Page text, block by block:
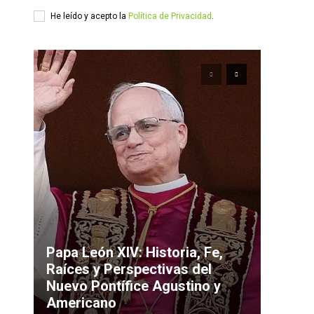
He leído y acepto la Política de Privacidad
Papa León XIV: Historia, Fe,
Raíces y Perspectivas del
Nuevo Pontífice Agustino y
Americano